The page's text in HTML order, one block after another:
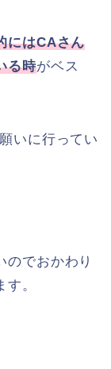
にはCAさん
る時がベス
いに行ってい
のでおかわり
。